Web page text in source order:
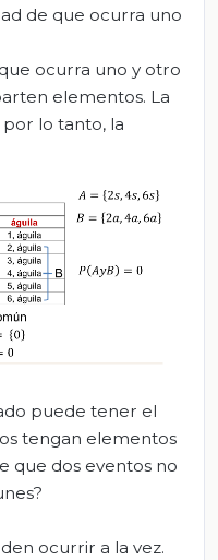
de que ocurra uno
ocurra uno y otro
elementos. La
por lo tanto, la
puede tener el
tengan elementos
que dos eventos no
ocurrir a la vez.